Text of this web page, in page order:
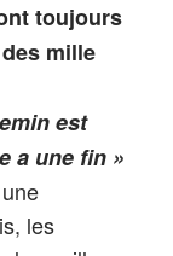
toujours
mille
est
a une fin »
les